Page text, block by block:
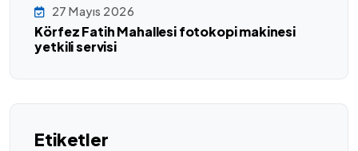
27 Mayıs 2026
Körfez Fatih Mahallesi fotokopi makinesi
yetkili servisi
Etiketler